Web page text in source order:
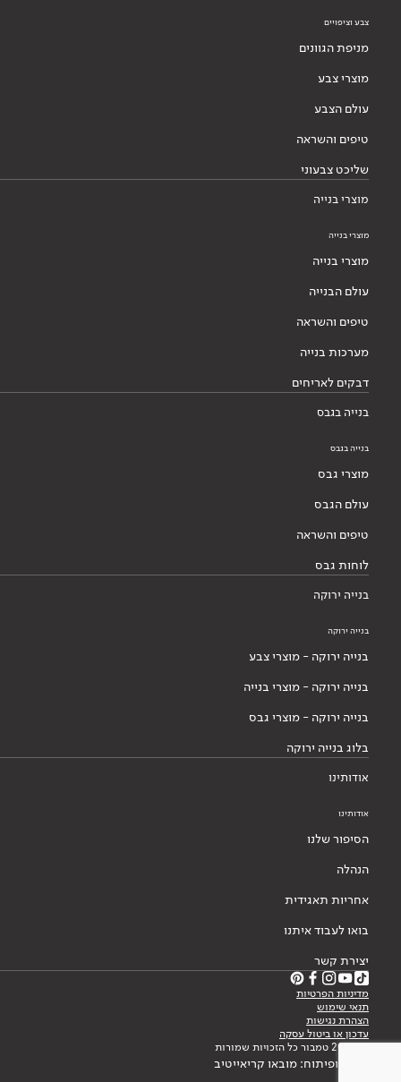
צבע וציפויים
מניפת הגוונים
מוצרי צבע
עולם הצבע
טיפים והשראה
שליכט צבעוני
מוצרי בנייה
מוצרי בנייה
מוצרי בנייה
עולם הבנייה
טיפים והשראה
מערכות בנייה
דבקים לאריחים
בנייה בגבס
בנייה בגבס
מוצרי גבס
עולם הגבס
טיפים והשראה
לוחות גבס
בנייה ירוקה
בנייה ירוקה
בנייה ירוקה - מוצרי צבע
בנייה ירוקה - מוצרי בנייה
בנייה ירוקה - מוצרי גבס
בלוג בנייה ירוקה
אודותינו
אודותינו
הסיפור שלנו
הנהלה
אחריות תאגידית
בואו לעבוד איתנו
יצירת קשר
מדיניות הפרטיות
תנאי שימוש
הצהרת נגישות
עדכון או ביטול עסקה
© 2026 טמבור כל הזכויות שמורות
עיצוב ופיתוח: מובאו קריאייטיב